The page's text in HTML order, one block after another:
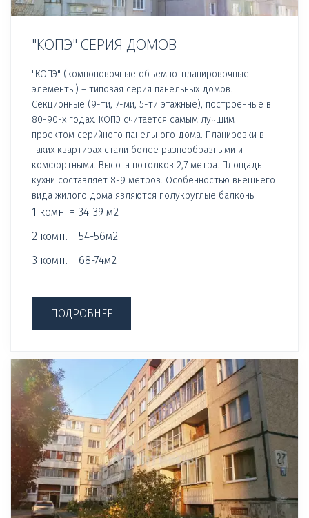
"КОПЭ" СЕРИЯ ДОМОВ
"КОПЭ" (компоновочные объемно-планировочные
элементы) – типовая серия панельных домов.
Секционные (9-ти, 7-ми, 5-ти этажные), построенные в
80-90-х годах. КОПЭ считается самым лучшим
проектом серийного панельного дома. Планировки в
таких квартирах стали более разнообразными и
комфортными. Высота потолков 2,7 метра. Площадь
кухни составляет 8-9 метров. Особенностью внешнего
вида жилого дома являются полукруглые балконы.
1 комн. = 34-39 м2
2 комн. = 54-56м2
3 комн. = 68-74м2
ПОДРОБНЕЕ